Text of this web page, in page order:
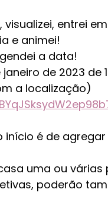
visualizei, entrei
e animei!
a data!
janeiro de 2023 de
a localização)
início é de
uma ou
poderão